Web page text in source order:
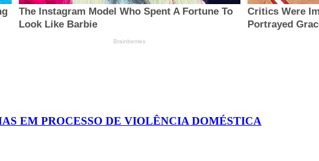
EM PROCESSO DE VIOLÊNCIA DOMÉSTICA